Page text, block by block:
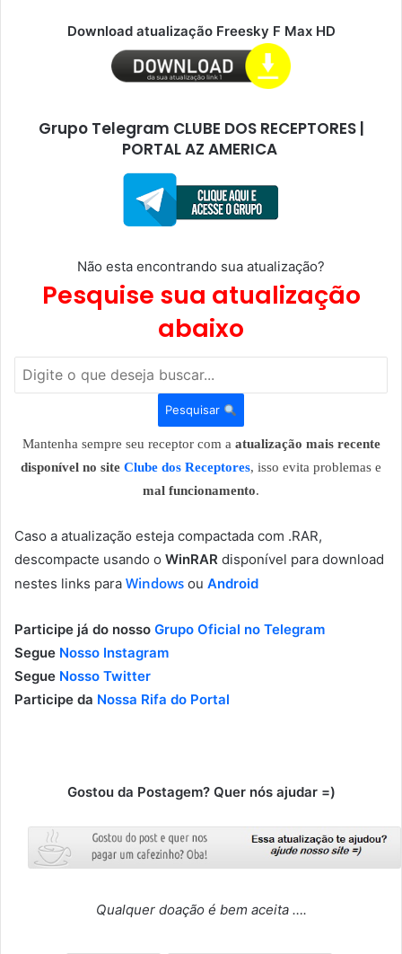
Download atualização Freesky F Max HD
Grupo Telegram CLUBE DOS RECEPTORES |
PORTAL AZ AMERICA
Não esta encontrando sua atualização?
Pesquise sua atualização
abaixo
Pesquisar
Mantenha sempre seu receptor com a atualização mais recente
disponível no site Clube dos Receptores, isso evita problemas e
mal funcionamento.
Caso a atualização esteja compactada com .RAR,
descompacte usando o WinRAR disponível para download
nestes links para Windows ou Android
Participe já do nosso Grupo Oficial no Telegram
Segue Nosso Instagram
Segue Nosso Twitter
Participe da Nossa Rifa do Portal
Gostou da Postagem? Quer nós ajudar =)
Qualquer doação é bem aceita ….